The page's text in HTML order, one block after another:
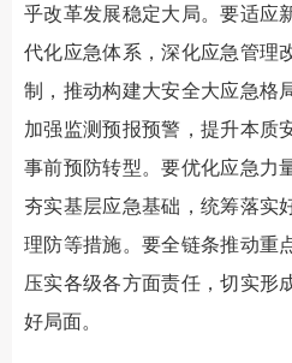
乎改革发展稳定大局。要适应
代化应急体系，深化应急管理
制，推动构建大安全大应急格
加强监测预报预警，提升本质
事前预防转型。要优化应急力
夯实基层应急基础，统筹落实
理防等措施。要全链条推动重
压实各级各方面责任，切实形
好局面。